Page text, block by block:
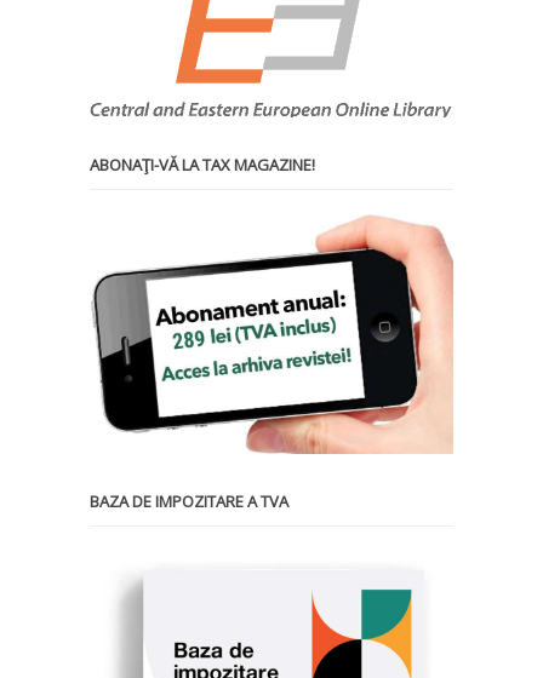
ABONAŢI-VĂ LA TAX MAGAZINE!
BAZA DE IMPOZITARE A TVA